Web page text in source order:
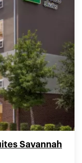
Savannah